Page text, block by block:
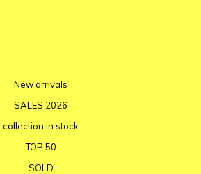
New arrivals
SALES 2026
collection in stock
TOP 50
SOLD